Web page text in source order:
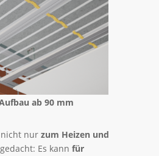
ab 90 mm
nicht nur zum Heizen und
Es kann für